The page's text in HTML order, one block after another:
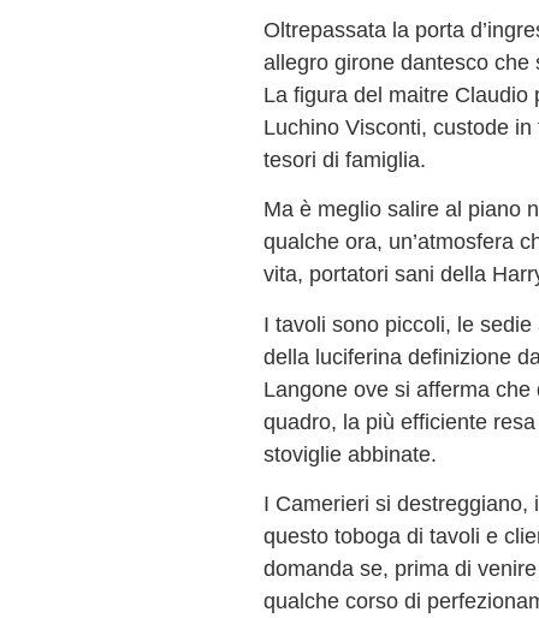
Oltrepassata la porta
allegro girone dantesco
La figura del maitre
Luchino Visconti, custode
tesori di famiglia.
Ma è meglio salire al piano
qualche ora, un’atmosfera
vita, portatori sani della
I tavoli sono piccoli, le
della luciferina definizione
Langone ove si afferma
quadro, la più efficiente
stoviglie abbinate.
I Camerieri si
questo toboga di tavoli e
domanda se, prima di
qualche corso di